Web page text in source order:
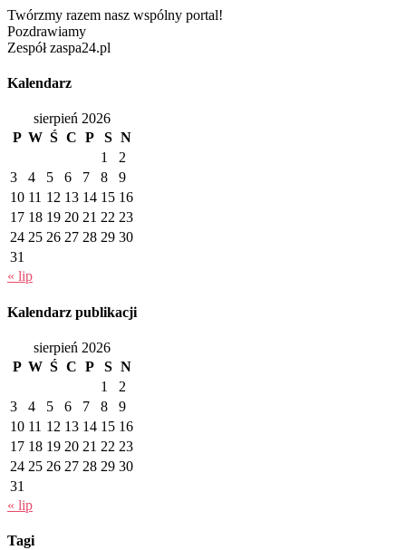
Twórzmy razem nasz wspólny portal!
Pozdrawiamy
Zespół zaspa24.pl
Kalendarz
sierpień 2026
P W Ś C P S N
1
2
3
4 5 6 7 8
9
10 11 12 13 14 15 16
17 18 19 20 21 22 23
24 25 26 27 28 29 30
31
« lip
Kalendarz publikacji
sierpień 2026
P W Ś C P S N
1
2
3
4 5 6 7 8
9
10 11 12 13 14 15 16
17 18 19 20 21 22 23
24 25 26 27 28 29 30
31
« lip
Tagi